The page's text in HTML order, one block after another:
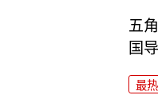
五
国
最热